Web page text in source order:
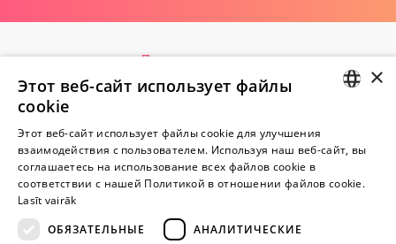
Пока нет отзывов
Внимание! Yesyes.lv содержит откровенную сексуальную
информацию и изо.
RUSSIAN
×
Этот веб-сайт использует файлы
cookie
Этот веб-сайт использует файлы cookie для улучшения
взаимодействия с пользователем. Используя наш веб-сайт, вы
соглашаетесь на использование всех файлов cookie в
соответствии с нашей Политикой в ​​отношении файлов cookie.
Lasīt vairāk
ОБЯЗАТЕЛЬНЫЕ
АНАЛИТИЧЕСКИЕ